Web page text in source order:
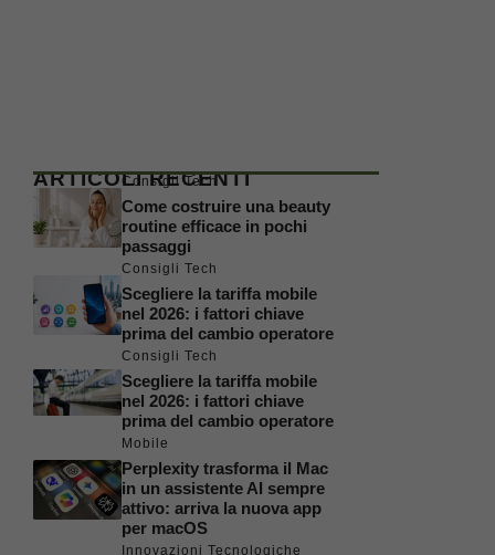
ARTICOLI RECENTI
Consigli Tech
Come costruire una beauty
routine efficace in pochi
passaggi
Consigli Tech
Scegliere la tariffa mobile
nel 2026: i fattori chiave
prima del cambio operatore
Consigli Tech
Scegliere la tariffa mobile
nel 2026: i fattori chiave
prima del cambio operatore
Mobile
Perplexity trasforma il Mac
in un assistente AI sempre
attivo: arriva la nuova app
per macOS
Innovazioni Tecnologiche